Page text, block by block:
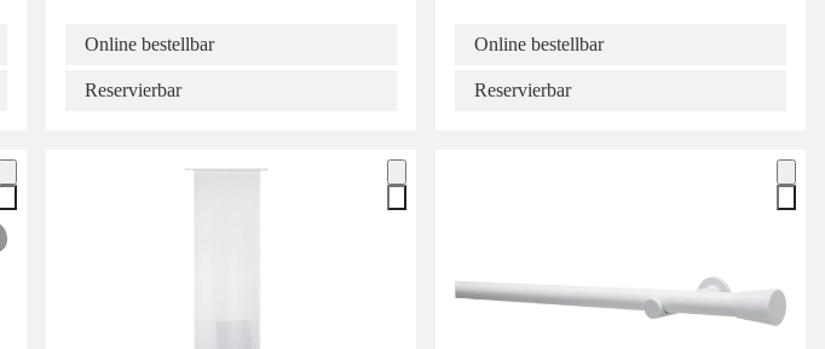
Online bestellbar
Reservierbar
Online bestellbar
Reservierbar